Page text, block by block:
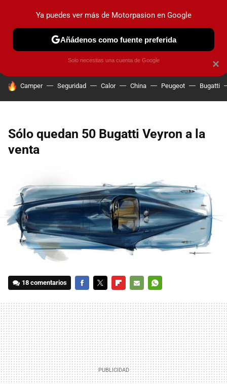
PRUEBAS COCHES ELÉCTRICOS OBSERVATORIO
HOY SE HABLA DE
Camper Seguridad Calor China Peugeot Bugatti
Sólo quedan 50 Bugatti Veyron a la
venta
18 comentarios
MAIL
×
Ya puedes ver más de Motorpasion en Google
Añádenos como fuente preferida
Solo necesitas una cuenta de Google